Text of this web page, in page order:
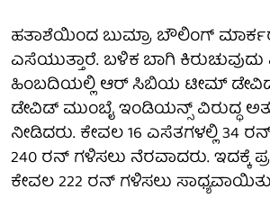
ಹತಾಶೆಯಿಂದ ಬುಮ್ರಾ ಬೌಲಿಂಗ್ ಮಾರ್ಕರ್
ಎಸೆಯುತ್ತಾರೆ. ಬಳಿಕ ಬಾಗಿ
ಹಿಂಬದಿಯಲ್ಲಿ ಆರ್ ಸಿಬಿಯ ಟೀಮ್ ಡೇವಿಡ್
ಡೇವಿಡ್ ಮುಂಬೈ ಇಂಡಿಯನ್ಸ್ ವಿರುದ್ಧ
ನೀಡಿದರು. ಕೇವಲ 16 ಎಸೆತಗಳಲ್ಲಿ 34
240 ರನ್ ಗಳಿಸಲು ನೆರವಾದರು. ಇದಕ್ಕೆ
ಕೇವಲ 222 ರನ್ ಗಳಿಸಲು